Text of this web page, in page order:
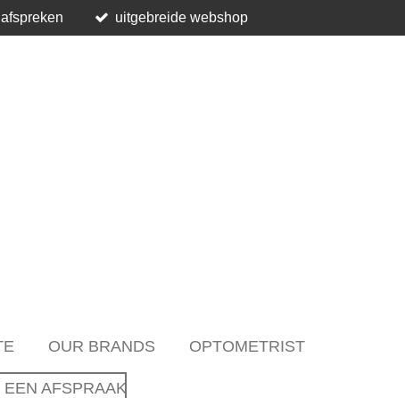
uitgebreide webshop
OUR BRANDS OPTOMETRIST
EEN AFSPRAAK